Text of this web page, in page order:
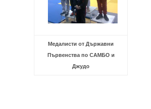
Медалисти от Държавни
Първенства по САМБО и
Джудо